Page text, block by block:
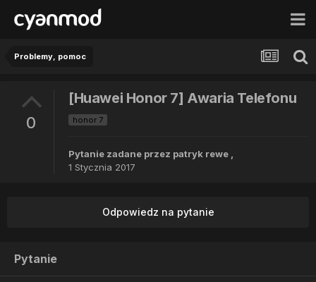
Problemy, pomoc
0
[Huawei Honor 7] Awaria Telefonu
honor 7
Pytanie zadane przez patryk rewe ,
1 Stycznia 2017
Odpowiedz na pytanie
Pytanie